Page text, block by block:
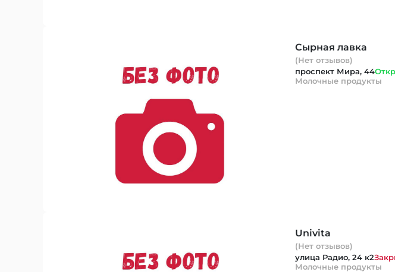
Сырная лавка
(Нет отзывов)
проспект Мира, 44
Молочные продукты
Univita
(Нет отзывов)
улица Радио, 24 к2
Молочные продукты